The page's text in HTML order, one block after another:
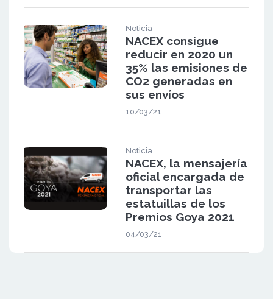
Noticia
NACEX consigue
reducir en 2020 un
35% las emisiones de
CO2 generadas en
sus envíos
10/03/21
Noticia
NACEX, la mensajería
oficial encargada de
transportar las
estatuillas de los
Premios Goya 2021
04/03/21